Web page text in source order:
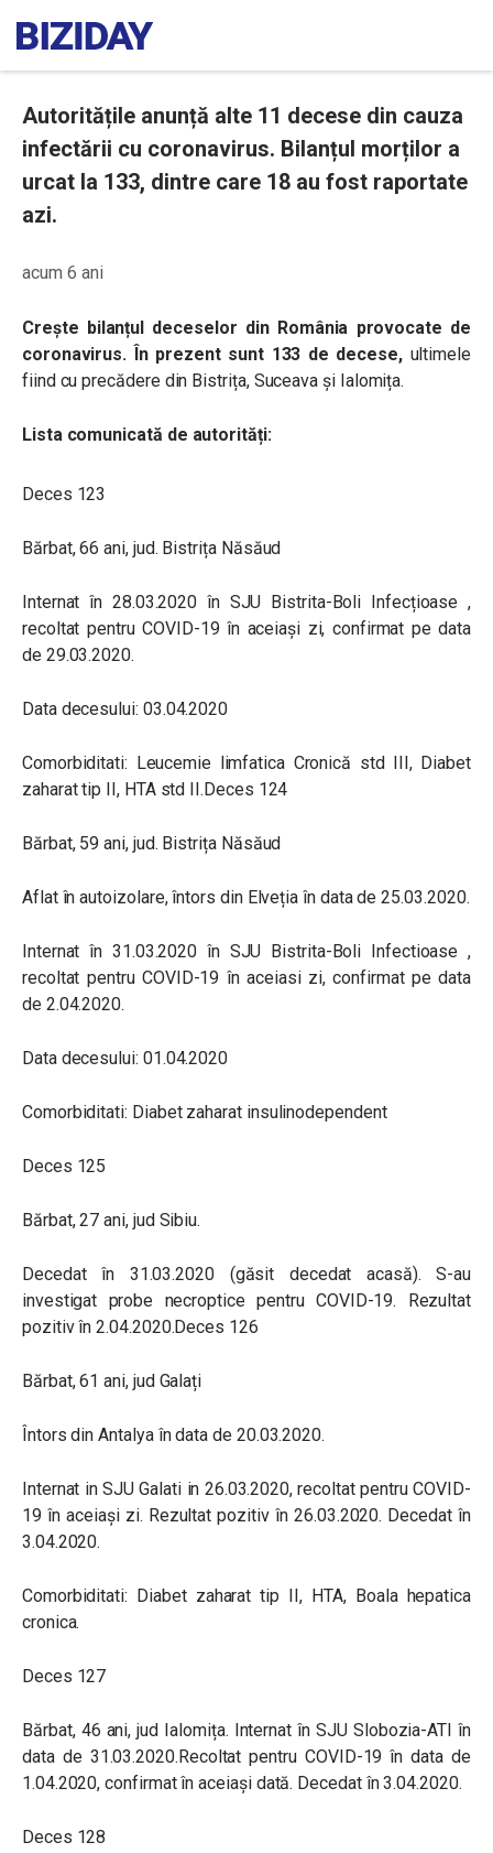
Autoritățile anunță alte 11 decese din cauza
infectării cu coronavirus. Bilanțul morților a
urcat la 133, dintre care 18 au fost raportate
azi.
acum 6 ani
Crește bilanțul deceselor din România provocate de
coronavirus. În prezent sunt 133 de decese, ultimele
fiind cu precădere din Bistrița, Suceava și Ialomița.
Lista comunicată de autorități:
Deces 123
Bărbat, 66 ani, jud. Bistrița Năsăud
Internat în 28.03.2020 în SJU Bistrita-Boli Infecțioase ,
recoltat pentru COVID-19 în aceiași zi, confirmat pe data
de 29.03.2020.
Data decesului: 03.04.2020
Comorbiditati: Leucemie limfatica Cronică std III, Diabet
zaharat tip II, HTA std II.Deces 124
Bărbat, 59 ani, jud. Bistrița Năsăud
Aflat în autoizolare, întors din Elveția în data de 25.03.2020.
Internat în 31.03.2020 în SJU Bistrita-Boli Infectioase ,
recoltat pentru COVID-19 în aceiasi zi, confirmat pe data
de 2.04.2020.
Data decesului: 01.04.2020
Comorbiditati: Diabet zaharat insulinodependent
Deces 125
Bărbat, 27 ani, jud Sibiu.
Decedat în 31.03.2020 (găsit decedat acasă). S-au
investigat probe necroptice pentru COVID-19. Rezultat
pozitiv în 2.04.2020.Deces 126
Bărbat, 61 ani, jud Galați
Întors din Antalya în data de 20.03.2020.
Internat in SJU Galati in 26.03.2020, recoltat pentru COVID-
19 în aceiași zi. Rezultat pozitiv în 26.03.2020. Decedat în
3.04.2020.
Comorbiditati: Diabet zaharat tip II, HTA, Boala hepatica
cronica.
Deces 127
Bărbat, 46 ani, jud Ialomița. Internat în SJU Slobozia-ATI în
data de 31.03.2020.Recoltat pentru COVID-19 în data de
1.04.2020, confirmat în aceiași dată. Decedat în 3.04.2020.
Deces 128